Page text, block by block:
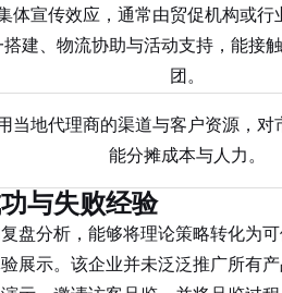
体宣传效应，通常由贸促机构或行
搭建、物流协助与活动支持，能接
团。
当地代理商的渠道与客户资源，对
能分摊成本与人力。
与失败经验
分析，能够将理论策略转化为可
展示。该企业并未泛泛推广所有